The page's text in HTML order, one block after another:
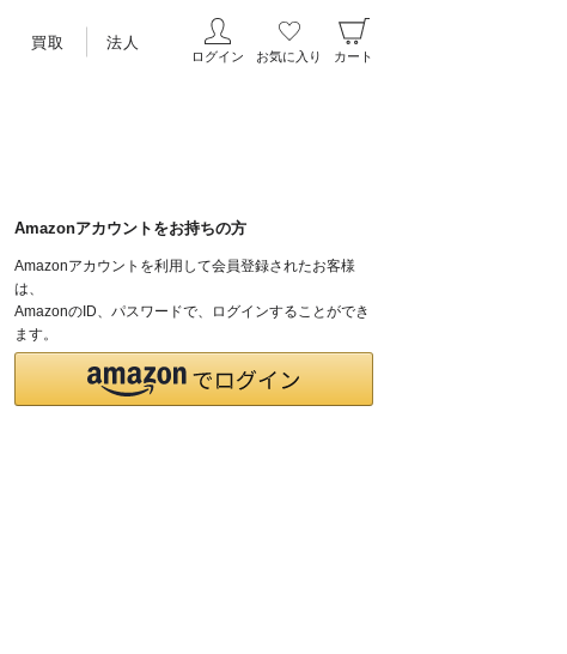
買取 法人
ログイン お気に入り カート
Amazonアカウントをお持ちの方
Amazonアカウントを利用して会員登録されたお客様
は、
AmazonのID、パスワードで、ログインすることができ
ます。